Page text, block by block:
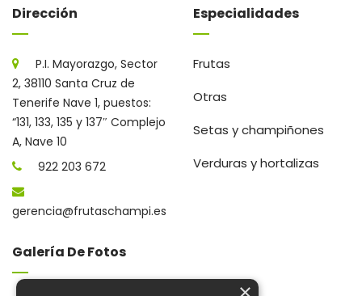
Dirección
P.I. Mayorazgo, Sector
2, 38110 Santa Cruz de
Tenerife Nave 1, puestos:
“131, 133, 135 y 137″ Complejo
A, Nave 10
922 203 672
gerencia@frutaschampi.es
Especialidades
Frutas
Otras
Setas y champiñones
Verduras y hortalizas
Galería De Fotos